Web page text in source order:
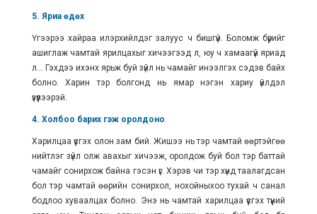
5. Яриа өдөх
Үгээрээ хайраа илэрхийлдэг залуус ч бишгүй. Боломж бүрийг
ашиглаж чамтай ярилцахыг хичээгээд л, юу ч хамаагүй яриад
л... Гэхдээ ихэнх ярьж буй зүйл нь чамайг инээлгэх сэдэв байх
болно. Харин тэр болгонд нь ямар нэгэн хариу үйлдэл
үзүүлээрэй.
4. Холбоо барих гэж оролдоно
Харилцаа үүсгэх олон зам бий. Жишээ нь тэр чамтай өөртэйгөө
нийтлэг зүйл олж авахыг хичээж, оролдож буй бол тэр баттай
чамайг сонирхож байна гэсэн үг. Хэрэв чи тэр хүнд таалагдсан
бол тэр чамтай өөрийн сонирхол, нохойныхоо тухай ч санал
бодлоо хуваалцах болно. Энэ нь чамтай харилцаа үүсгэх түүний